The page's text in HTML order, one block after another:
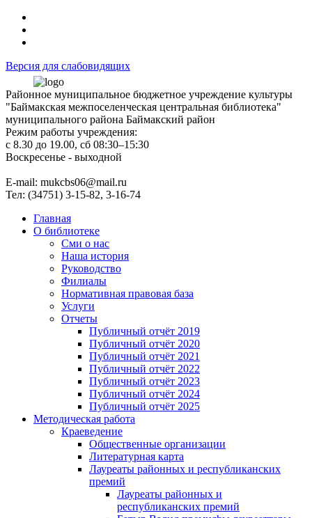
Версия для слабовидящих
Районное муниципальное бюджетное учреждение культуры
"Баймакская межпоселенческая центральная библиотека"
муниципального района Баймакский район
Режим работы учреждения:
с 8.30 до 19.00, сб 08:30–15:30
Воскресенье - выходной
Е-mail: mukcbs06@mail.ru
Тел: (34751) 3-15-82, 3-16-74
Главная
О библиотеке
Сми о нас
Наша история
Руководство
Филиалы
Нормативная правовая база
Услуги
Отчеты
Публичный отчёт 2019
Публичный отчёт 2020
Публичный отчёт 2021
Публичный отчёт 2022
Публичный отчёт 2023
Публичный отчёт 2024
Публичный отчёт 2025
Методическая работа
Краеведение
Общественные организации
Литературная карта
Лауреаты районных и республиканских
премий
Лауреаты районных и
республиканских премий